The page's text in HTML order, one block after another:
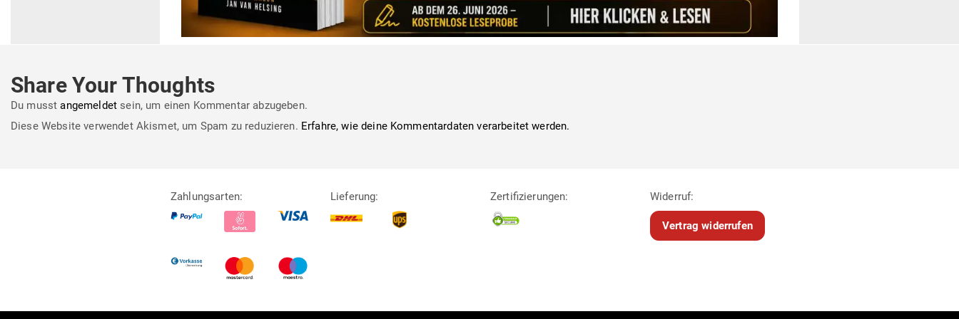
Share Your Thoughts
Du musstangemeldet sein, um einen Kommentar abzugeben.
Diese Website verwendet Akismet, um Spam zu reduzieren. Erfahre, wie deine Kommentardaten verarbeitet werden.
Zahlungsarten: Lieferung: Zertifizierungen: Widerruf:
Vertrag widerrufen